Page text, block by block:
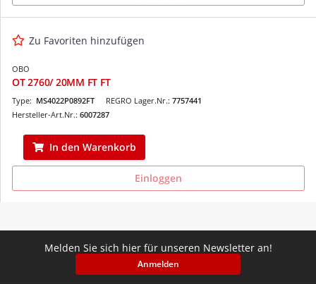
Zu Favoriten hinzufügen
OBO
OT 2760/ 20MM FT FT
REGRO Lager.Nr.: 7757441
Type: MS4022P0892FT
Hersteller-Art.Nr.: 6007287
In den Warenkorb
Einloggen
Melden Sie sich hier für unseren Newsletter an!
Anmelden